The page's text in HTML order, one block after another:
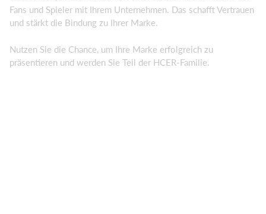
Fans und Spieler mit Ihrem Unternehmen. Das schafft Vertrauen
und stärkt die Bindung zu Ihrer Marke.
Nutzen Sie die Chance, um Ihre Marke erfolgreich zu
präsentieren und werden Sie Teil der HCER-Familie.